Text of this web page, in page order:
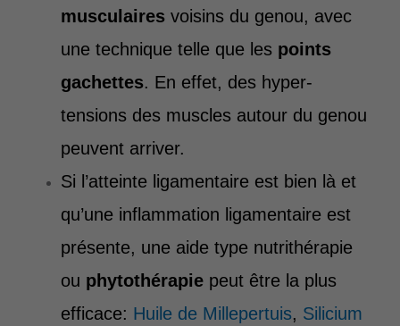
musculaires voisins du genou, avec
une technique telle que les points
gachettes. En effet, des hyper-
tensions des muscles autour du genou
peuvent arriver.
Si l’atteinte ligamentaire est bien là et
qu’une inflammation ligamentaire est
présente, une aide type nutrithérapie
ou phytothérapie peut être la plus
efficace: Huile de Millepertuis, Silicium